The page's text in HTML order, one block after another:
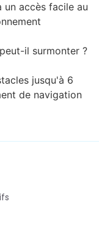
accès facile au
il surmonter ?
jusqu'à 6
de navigation